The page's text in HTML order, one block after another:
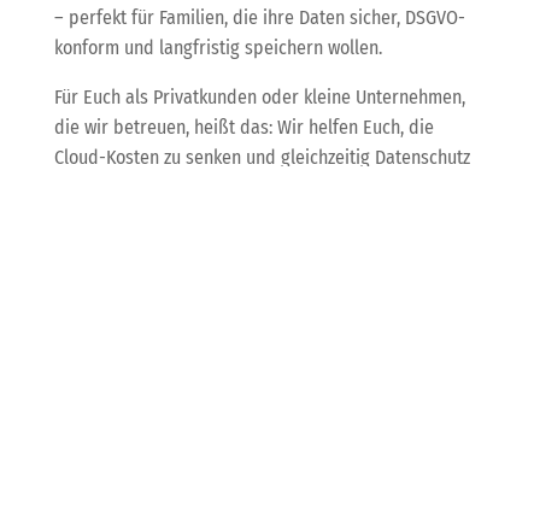
– perfekt für Familien, die ihre Daten sicher, DSGVO-
konform und langfristig speichern wollen.
Für Euch als Privatkunden oder kleine Unternehmen,
die wir betreuen, heißt das: Wir helfen Euch, die
Cloud-Kosten zu senken und gleichzeitig Datenschutz